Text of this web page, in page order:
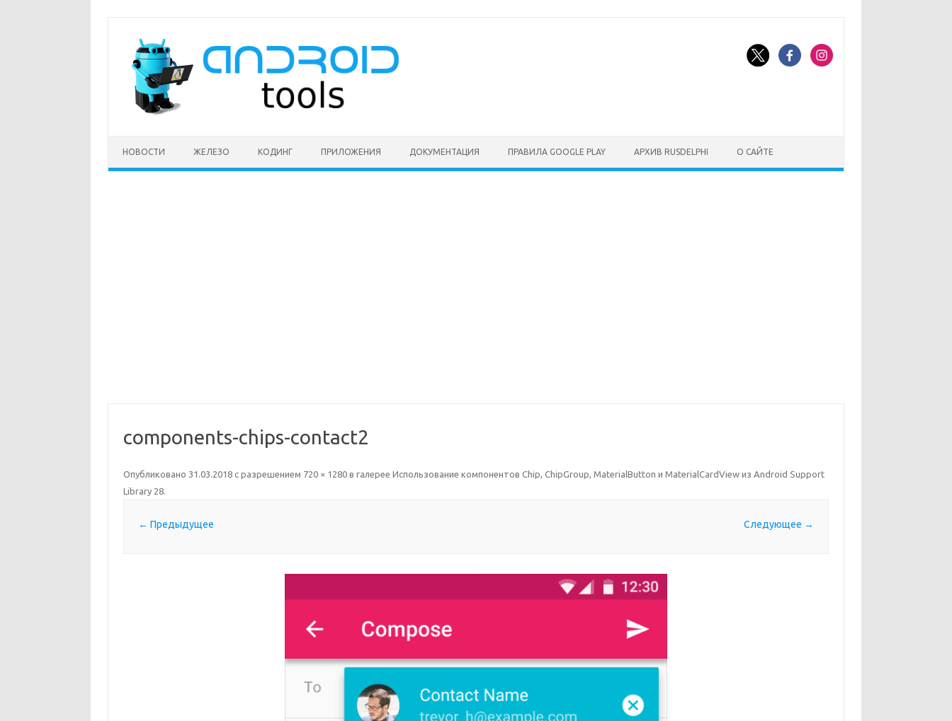
содержимому
НОВОСТИ ЖЕЛЕЗО КОДИНГ ПРИЛОЖЕНИЯ ДОКУМЕНТАЦИЯ ПРАВИЛА GOOGLE PLAY АРХИВ RUSDELPHI О САЙТЕ
components-chips-contact2
Опубликовано 31.03.2018с разрешением 720 × 1280в галерее Использование компонентов Chip, ChipGroup, MaterialButton и MaterialCardView из Android Support
Library 28.
← Предыдущее Следующее →